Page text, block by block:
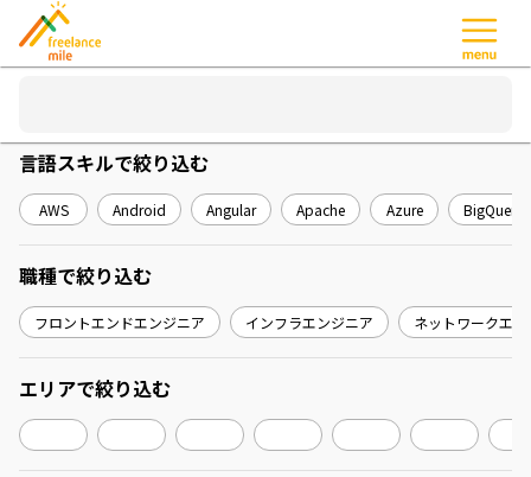
言語スキルで絞り込む
AWS Android Angular Apache Azure BigQuery
職種で絞り込む
フロントエンドエンジニア インフラエンジニア ネットワークエ
エリアで絞り込む